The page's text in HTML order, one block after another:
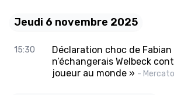
Jeudi 6 novembre 2025
15:30
Déclaration choc de
n’échangerais Welbeck
joueur au monde » -